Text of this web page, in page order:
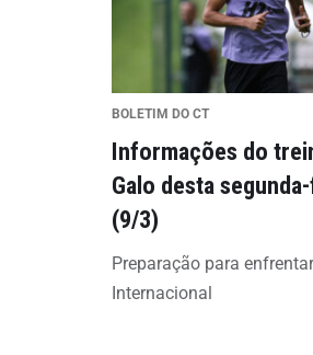
BOLETIM DO CT
Informações do
Galo desta
(9/3)
Preparação para
Internacional